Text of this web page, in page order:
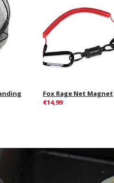
Fox Rage Net Magnet
€14,99